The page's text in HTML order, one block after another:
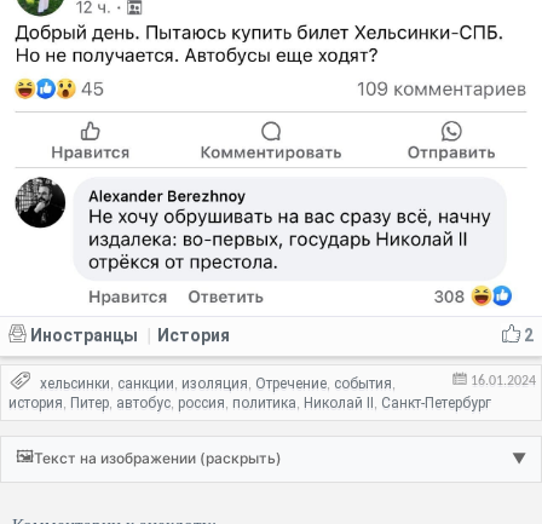
2
Иностранцы История
16.01.2024
хельсинки, санкции, изоляция, Отречение, события,
история, Питер, автобус, россия, политика, Николай II, Санкт-Петербург
🖼️Текст на изображении (раскрыть) ▼